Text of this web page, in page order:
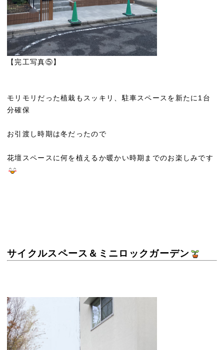
【完工写真⑤】
モリモリだった植栽もスッキリ、駐車スペースを新たに1台
分確保
お引渡し時期は冬だったので
花壇スペースに何を植えるか暖かい時期までのお楽しみです
サイクルスペース＆ミニロックガーデン